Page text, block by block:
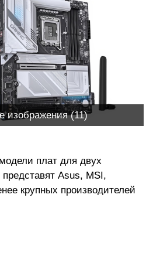
изображения (11)
плат для двух
Asus, MSI,
крупных производителей